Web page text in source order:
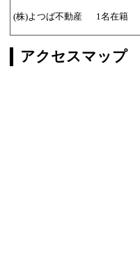
(株)よつば不動産 1名在籍
アクセスマップ